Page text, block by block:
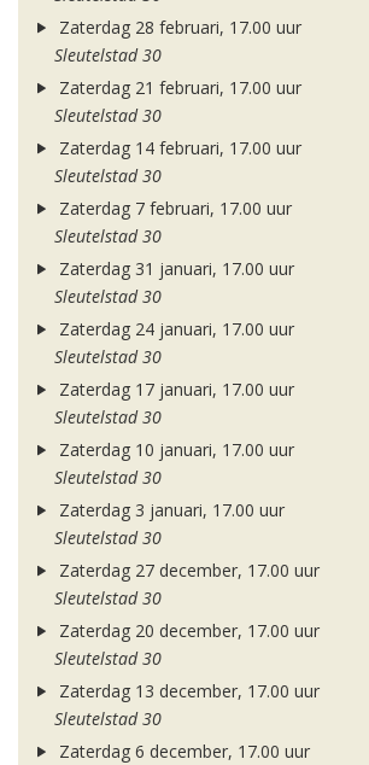
Zaterdag 28 februari, 17.00 uur
Sleutelstad 30
Zaterdag 21 februari, 17.00 uur
Sleutelstad 30
Zaterdag 14 februari, 17.00 uur
Sleutelstad 30
Zaterdag 7 februari, 17.00 uur
Sleutelstad 30
Zaterdag 31 januari, 17.00 uur
Sleutelstad 30
Zaterdag 24 januari, 17.00 uur
Sleutelstad 30
Zaterdag 17 januari, 17.00 uur
Sleutelstad 30
Zaterdag 10 januari, 17.00 uur
Sleutelstad 30
Zaterdag 3 januari, 17.00 uur
Sleutelstad 30
Zaterdag 27 december, 17.00 uur
Sleutelstad 30
Zaterdag 20 december, 17.00 uur
Sleutelstad 30
Zaterdag 13 december, 17.00 uur
Sleutelstad 30
Zaterdag 6 december, 17.00 uur